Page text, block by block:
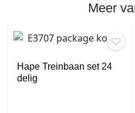
Meer
Hape Treinbaan set 24
delig